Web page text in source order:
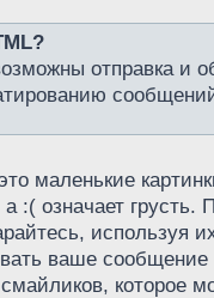
отправка и
маленькие
а :( означает
используя
ваше
которое